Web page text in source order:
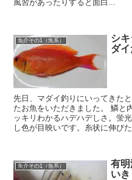
風習があったりすると面白...
魚介その1（魚系）
シ
ダ
先日、マダイ釣りにいってきた
たお魚をいただきました。 鱗と
ッキリわかるハデハデしさ。蛍
し色が目映いです。糸状に伸び
魚介その1（魚系）
有
いき